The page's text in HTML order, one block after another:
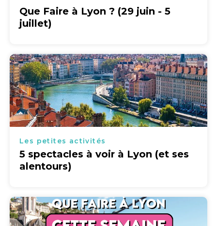
Que Faire à Lyon ? (29 juin - 5
juillet)
Les petites activités
5 spectacles à voir à Lyon (et ses
alentours)